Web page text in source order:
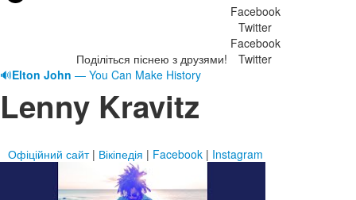
Поділіться піснею з друзями!
Facebook
Twitter
Facebook
Twitter
🔊Elton John — You Can Make History
Lenny Kravitz
Офіційний сайт| Вікіпедія | Facebook | Instagram